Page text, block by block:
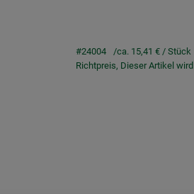
#24004 ca. 15,41 € / Stück
Richtpreis, Dieser Artikel